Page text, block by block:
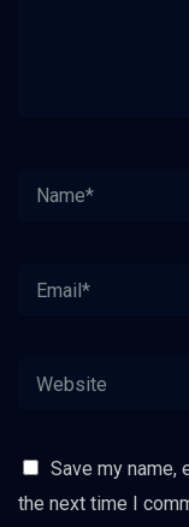
Save my name,
the next time I